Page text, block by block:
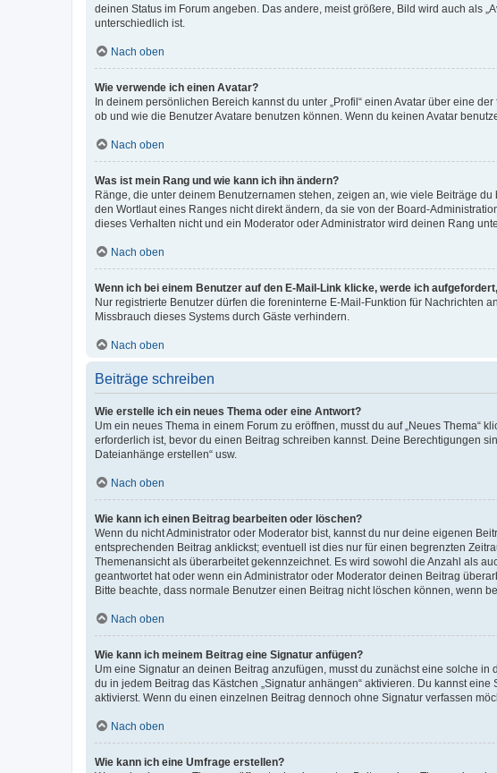
deinen Status im Forum angeben. Das andere, meist größere, Bild wird auch als
unterschiedlich ist.
Nach oben
Wie verwende ich einen Avatar?
In deinem persönlichen Bereich kannst du unter „Profil“ einen Avatar über eine
ob und wie die Benutzer Avatare benutzen können. Wenn du keinen Avatar
Nach oben
Was ist mein Rang und wie kann ich ihn ändern?
Ränge, die unter deinem Benutzernamen stehen, zeigen an, wie viele Beiträge
den Wortlaut eines Ranges nicht direkt ändern, da sie von der Board-
dieses Verhalten nicht und ein Moderator oder Administrator wird deinen Rang
Nach oben
Wenn ich bei einem Benutzer auf den E-Mail-Link klicke, werde ich
Nur registrierte Benutzer dürfen die foreninterne E-Mail-Funktion für Nachrichten
Missbrauch dieses Systems durch Gäste verhindern.
Nach oben
Beiträge schreiben
Wie erstelle ich ein neues Thema oder eine Antwort?
Um ein neues Thema in einem Forum zu eröffnen, musst du auf „Neues Thema“
erforderlich ist, bevor du einen Beitrag schreiben kannst. Deine Berechtigungen
Dateianhänge erstellen“ usw.
Nach oben
Wie kann ich einen Beitrag bearbeiten oder löschen?
Wenn du nicht Administrator oder Moderator bist, kannst du nur deine eigenen
entsprechenden Beitrag anklickst; eventuell ist dies nur für einen begrenzten
Themenansicht als überarbeitet gekennzeichnet. Es wird sowohl die Anzahl als
geantwortet hat oder wenn ein Administrator oder Moderator deinen Beitrag
Bitte beachte, dass normale Benutzer einen Beitrag nicht löschen können, wenn
Nach oben
Wie kann ich meinem Beitrag eine Signatur anfügen?
Um eine Signatur an deinen Beitrag anzufügen, musst du zunächst eine solche
du in jedem Beitrag das Kästchen „Signatur anhängen“ aktivieren. Du kannst
aktivierst. Wenn du einen einzelnen Beitrag dennoch ohne Signatur verfassen
Nach oben
Wie kann ich eine Umfrage erstellen?